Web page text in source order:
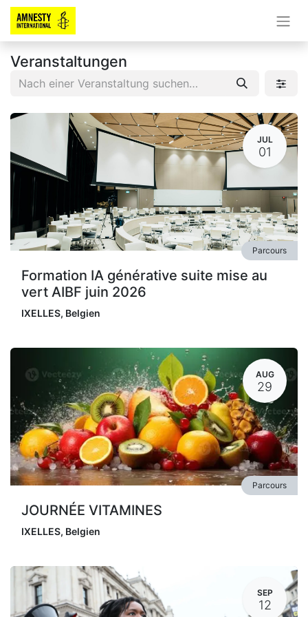
Veranstaltungen
JUL
01
Formation IA générative suite mise au
vert AIBF juin 2026
Parcours
IXELLES, Belgien
AUG
29
JOURNÉE VITAMINES
Parcours
IXELLES, Belgien
SEP
12